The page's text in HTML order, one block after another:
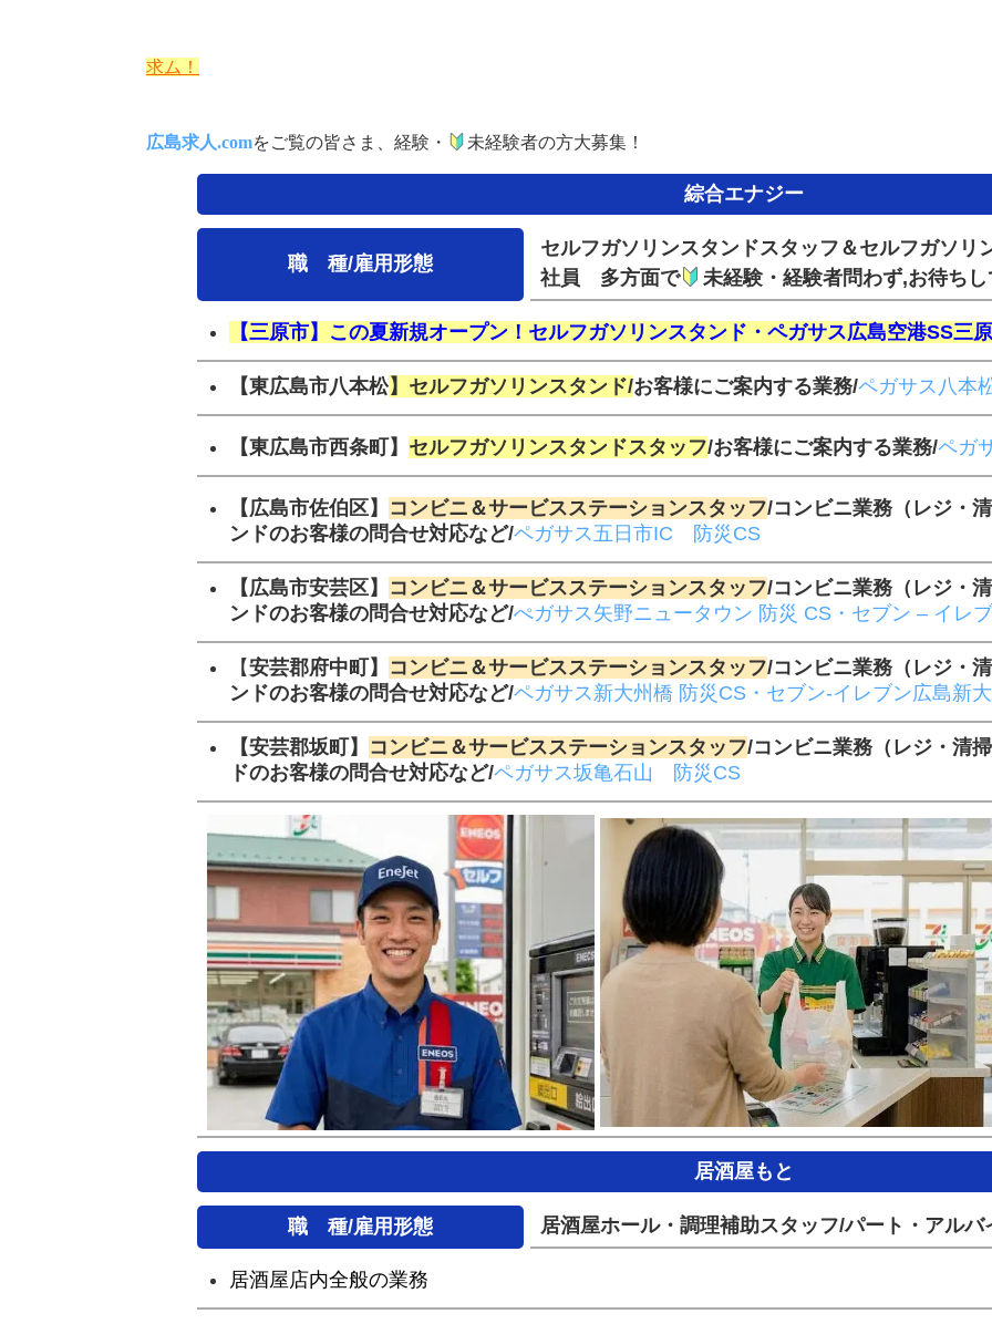
求ム！
広島求人.comをご覧の皆さま、経験・ 未経験者の方大募集！
綜合エナジー
職 種/雇用形態
セルフガソリンスタンドスタッフ＆セルフガソリ
社員 多方面で
未経験・経験者問わず,お待ち
【三原市】この夏新規オープン！セルフガソリンスタンド・ペガサス広島空港SS三原
【東広島市八本松】セルフガソリンスタンド/お客様にご案内する業務/ペガサス八本
【東広島市西条町】 セルフガソリンスタンドスタッフ/お客様にご案内する業務/ペガ
【広島市佐伯区】 コンビニ＆サービスステーションスタッフ/コンビニ業務（レジ・
ンドのお客様の問合せ対応など/ペガサス五日市IC 防災CS
【広島市安芸区】 コンビニ＆サービスステーションスタッフ/コンビニ業務（レジ・
ンドのお客様の問合せ対応など/ぺガサス矢野ニュータウン 防災 CS・セブン – イレ
【安芸郡府中町】 コンビニ＆サービスステーションスタッフ/コンビニ業務（レジ・
ンドのお客様の問合せ対応など/ペガサス新大州橋 防災CS・セブン-イレブン広島新
【安芸郡坂町】 コンビニ＆サービスステーションスタッフ/コンビニ業務（レジ・清
ドのお客様の問合せ対応など/ペガサス坂亀石山 防災CS
居酒屋もと
職 種/雇用形態 居酒屋ホール・調理補助スタッフ/パート・アルバ
居酒屋店内全般の業務